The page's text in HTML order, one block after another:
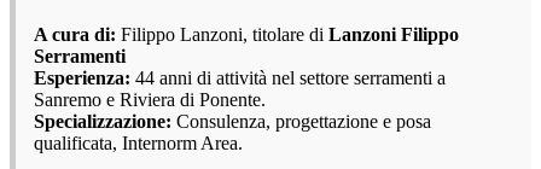
A cura di: Filippo Lanzoni, titolare di Lanzoni Filippo
Serramenti
Esperienza: 44 anni di attività nel settore serramenti a
Sanremo e Riviera di Ponente.
Specializzazione: Consulenza, progettazione e posa
qualificata, Internorm Area.